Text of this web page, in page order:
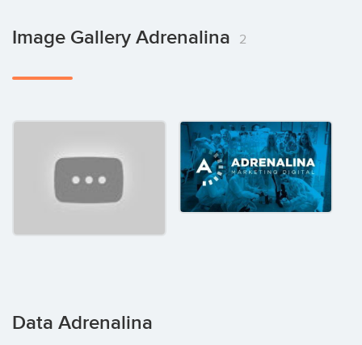
Image Gallery Adrenalina 2
Data Adrenalina